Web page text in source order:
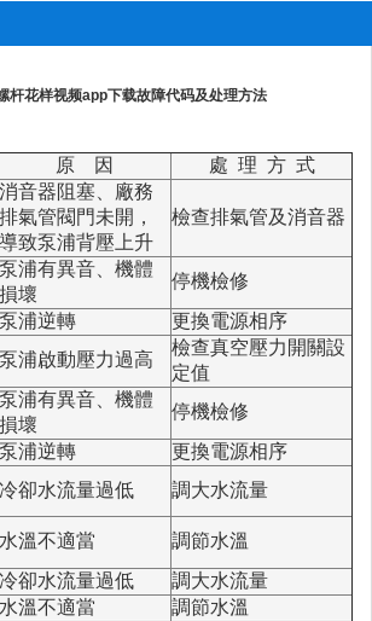
杆花样视频app下载故障代码及处理方法
原 因 處 理 方 式
消音器阻塞、廠務
排氣管閥門未開，
導致泵浦背壓上升
檢查排氣管及消音器
泵浦有異音、機體
損壞
停機檢修
泵浦逆轉
更換電源相序
泵浦啟動壓力過高
檢查真空壓力開關設
定值
泵浦有異音、機體
損壞
停機檢修
泵浦逆轉
更換電源相序
冷卻水流量過低 調大水流量
水溫不適當
調節水溫
冷卻水流量過低
調大水流量
水溫不適當
調節水溫